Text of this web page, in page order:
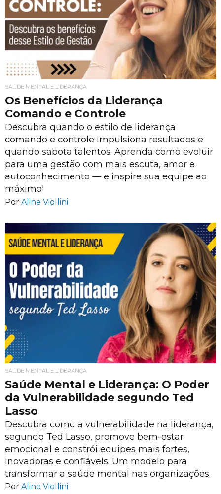
SAÚDE MENTAL E LIDERANÇA
Os Benefícios da Liderança
Comando e Controle
Descubra quando o estilo de liderança
comando e controle impulsiona resultados e
quando sabota talentos. Aprenda como evoluir
para uma gestão com mais escuta, amor e
autoconhecimento — e inspire sua equipe ao
máximo!
Por Aline Viollini
SAÚDE MENTAL E LIDERANÇA
Saúde Mental e Liderança: O Poder
da Vulnerabilidade segundo Ted
Lasso
Descubra como a vulnerabilidade na liderança,
segundo Ted Lasso, promove bem-estar
emocional e constrói equipes mais fortes,
inovadoras e confiáveis. Um modelo para
transformar a saúde mental nas organizações.
Por Aline Viollini